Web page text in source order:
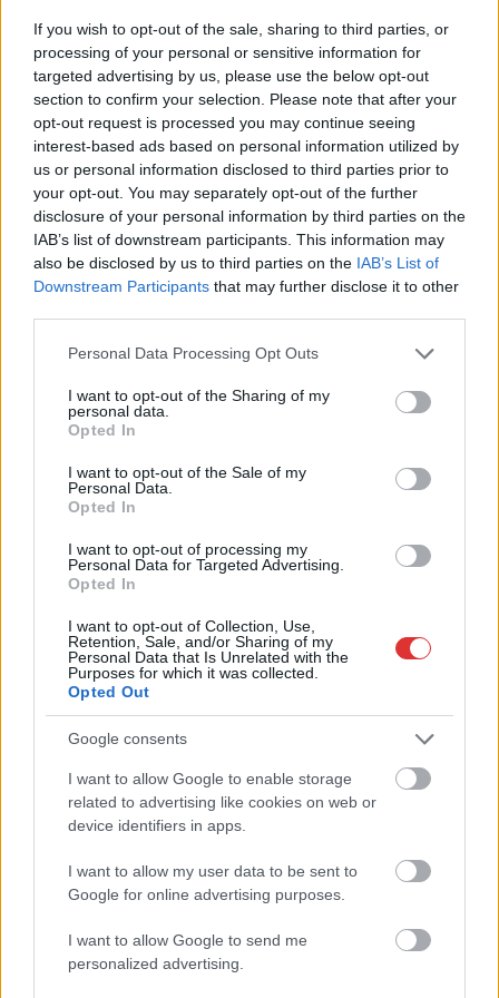
If you wish to opt-out of the sale, sharing to third parties, or
processing of your personal or sensitive information for
targeted advertising by us, please use the below opt-out
section to confirm your selection. Please note that after your
opt-out request is processed you may continue seeing
interest-based ads based on personal information utilized by
us or personal information disclosed to third parties prior to
your opt-out. You may separately opt-out of the further
disclosure of your personal information by third parties on the
IAB’s list of downstream participants. This information may
also be disclosed by us to third parties on the IAB’s List of
Downstream Participants that may further disclose it to other
Please note that this website/app uses one or more Google
not limited to your visit or usage behaviour. You may click to
grant or deny consent to Google and its third-party tags to
use your data for below specified purposes in below Google
consent section.
Personal Data Processing Opt Outs
I want to opt-out of the Sharing of my
personal data.
Opted In
I want to opt-out of the Sale of my
Personal Data.
Opted In
I want to opt-out of processing my
Personal Data for Targeted Advertising.
Opted In
I want to opt-out of Collection, Use,
Retention, Sale, and/or Sharing of my
Personal Data that Is Unrelated with the
Purposes for which it was collected.
Opted Out
Google consents
I want to allow Google to enable storage
related to advertising like cookies on web or
device identifiers in apps.
I want to allow my user data to be sent to
Google for online advertising purposes.
I want to allow Google to send me
personalized advertising.
polgármestere. A tószegi kerékpárgyár bezárása után
közzétett felhívásának célja, hogy...
Szolnok
Hírlevél feliratkozás
Adja meg keresztnevét:
Adja
meg e-mail címét:
Megismertem és elfogadom aGDPR-szabályzat
Nem szeretne lemaradni semmiről? Csak egy kattintás, és hírlevelünk a
legfrissebb információkkal és exkluzív tartalmakkal hétről hétre
A SZOL24 legfrissebb 24 cikke
A Tisza kormány minisztere újabb nagy változásokról döntött
a közoktatásban – például az iskolaigazgatók visszakapják
munkáltatói jogaikat